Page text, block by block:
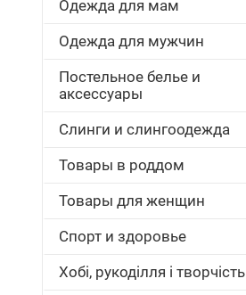
Одежда для мам
Одежда для мужчин
Постельное белье и
аксессуары
Слинги и слингоодежда
Товары в роддом
Товары для женщин
Спорт и здоровье
Хобі, рукоділля і творчість